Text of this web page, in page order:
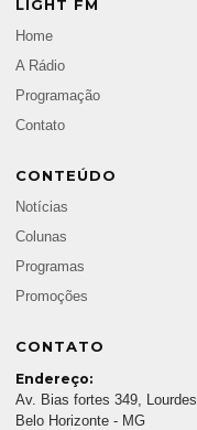
LIGHT FM
Home
A Rádio
Programação
Contato
CONTEÚDO
Notícias
Colunas
Programas
Promoções
CONTATO
Endereço:
Av. Bias fortes 349, Lourdes,
Belo Horizonte - MG